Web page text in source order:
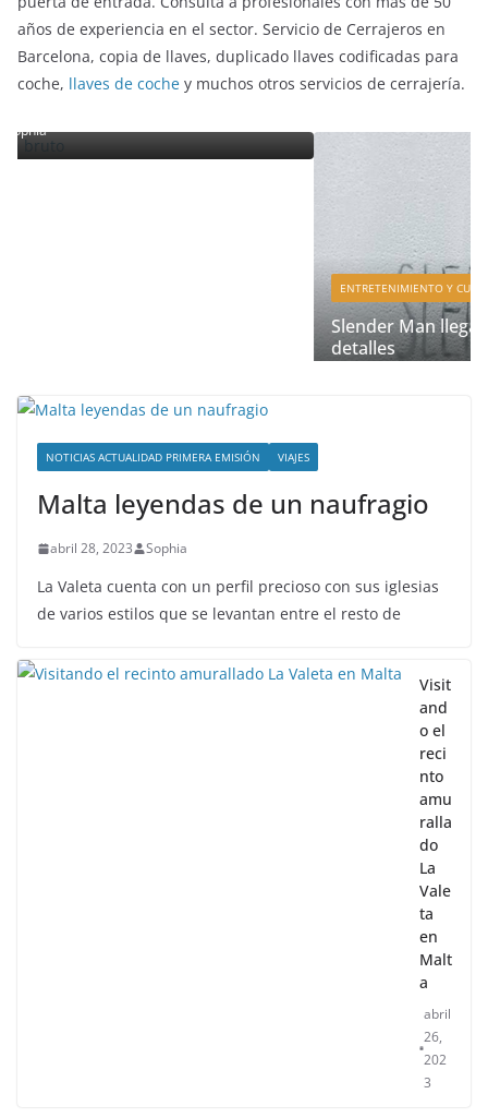
No esperes más para instalar cerraduras de seguridad en la
puerta de entrada. Consulta a profesionales con más de 50
años de experiencia en el sector. Servicio de Cerrajeros en
Barcelona, copia de llaves, duplicado llaves codificadas para
LIBROS CINE Y TV
Slender Man llega al cine y te mostramos
enero 3, 2018 Grecia Cortez
NOTICIAS ACTUALIDAD PRIMERA EMISIÓN
Malta leyendas de un naufragio
La Valeta cuenta con un perfil precioso con sus iglesias
Visit
and
o el
reci
nto
amu
ralla
do
La
Vale
en
Malt
a